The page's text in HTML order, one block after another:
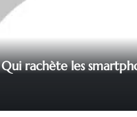
Qui rachète les